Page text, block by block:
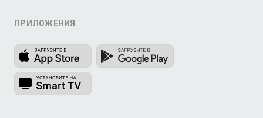
ПРИЛОЖЕНИЯ